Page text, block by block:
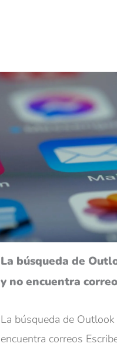
La búsqueda de
y no encuentra
La búsqueda de
encuentra correos